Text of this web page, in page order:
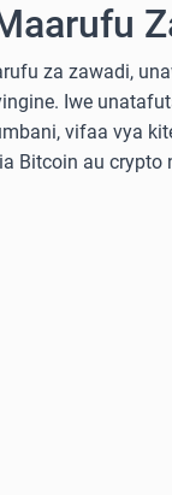
za zawadi,
Iwe
vifaa vya
Bitcoin au